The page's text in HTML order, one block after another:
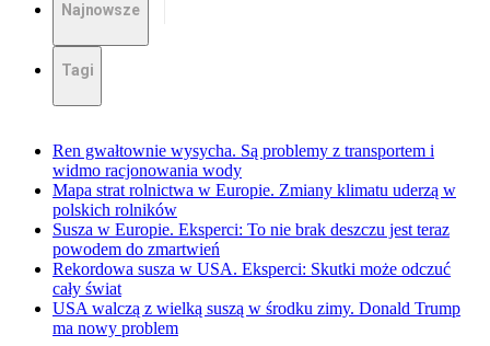
Najnowsze
Tagi
Ren gwałtownie wysycha. Są problemy z transportem i
widmo racjonowania wody
Mapa strat rolnictwa w Europie. Zmiany klimatu uderzą w
polskich rolników
Susza w Europie. Eksperci: To nie brak deszczu jest teraz
powodem do zmartwień
Rekordowa susza w USA. Eksperci: Skutki może odczuć
cały świat
USA walczą z wielką suszą w środku zimy. Donald Trump
ma nowy problem